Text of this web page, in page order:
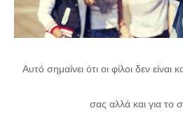
Αυτό σημαίνει ότι οι φίλοι δεν
σας αλλά και για το